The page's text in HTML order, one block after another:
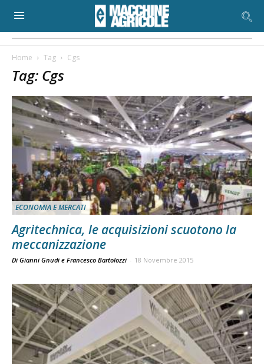
Home Tag Cgs
Tag: Cgs
ECONOMIA E MERCATI
Agritechnica, le acquisizioni scuotono la
meccanizzazione
Di Gianni Gnudi e Francesco Bartolozzi - 18 Novembre 2015